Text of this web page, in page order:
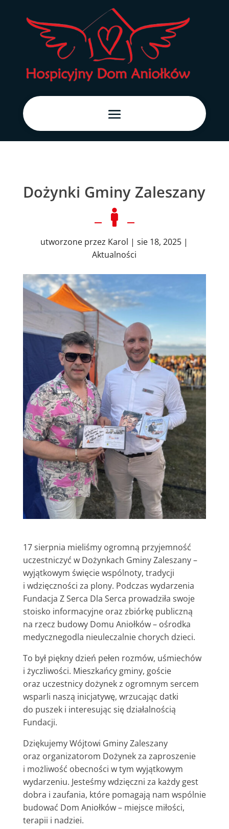
Dożynki Gminy Zaleszany

utworzone przez Karol |sie 18, 2025 |
Aktualności
17 sierpnia mieliśmy ogromną przyjemność
uczestniczyć w Dożynkach Gminy Zaleszany –
wyjątkowym święcie wspólnoty, tradycji
i wdzięczności za plony. Podczas wydarzenia
Fundacja Z Serca Dla Serca prowadziła swoje
stoisko informacyjne oraz zbiórkę publiczną
na rzecz budowy Domu Aniołków – ośrodka
medycznegodla nieuleczalnie chorych dzieci.
To był piękny dzień pełen rozmów, uśmiechów
i życzliwości. Mieszkańcy gminy, goście
oraz uczestnicy dożynek z ogromnym sercem
wsparli naszą inicjatywę, wrzucając datki
do puszek i interesując się działalnością
Fundacji.
Dziękujemy Wójtowi Gminy Zaleszany
oraz organizatorom Dożynek za zaproszenie
i możliwość obecności w tym wyjątkowym
wydarzeniu. Jesteśmy wdzięczni za każdy gest
dobra i zaufania, które pomagają nam wspólnie
budować Dom Aniołków – miejsce miłości,
terapii i nadziei.